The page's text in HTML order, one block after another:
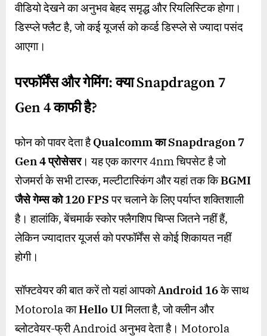
वीडियो देखने का अनुभव बेहद समृद्ध और रियलिस्टिक होगा।
डिस्प्ले फ्लैट है, जो कई यूजर्स को कर्व्ड डिस्प्ले से ज्यादा पसंद
आएगा।
परफॉर्मेंस और गेमिंग: क्याSnapdragon 7
Gen 4काफी है?
फोन को पावर देता हैQualcommकाSnapdragon 7
Gen 4प्रोसेसर। यह एक कारगर 4nm चिपसेट है जो
रोजमर्रा के सभी टास्क, मल्टीटास्किंग और यहां तक किBGMI
जैसे गेम्स को120 FPSपर चलाने के लिए पर्याप्त शक्तिशाली
है। हालांकि, बेंचमार्क स्कोर फ्लैगशिप चिप्स जितने नहीं हैं,
लेकिन ज्यादातर यूजर्स को परफॉर्मेंस से कोई शिकायत नहीं
होगी।
सॉफ्टवेयर की बात करें तो यहां आपकोAndroid 16के साथ
Motorola काHello UIमिलता है, जो क्लीन और
ब्लोटवेयर-फ्री Android अनुभव देता है। Motorola